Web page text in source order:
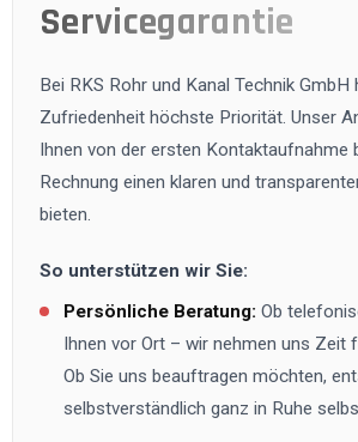
Servicegarantie
Bei RKS Rohr und Kanal Technik GmbH
Zufriedenheit höchste Priorität. Unser
Ihnen von der ersten Kontaktaufnahme
Rechnung einen klaren und
bieten.
So unterstützen wir Sie:
Persönliche Beratung: Ob
Ihnen vor Ort – wir nehmen uns Zeit
Ob Sie uns beauftragen möchten,
selbstverständlich ganz in Ruhe